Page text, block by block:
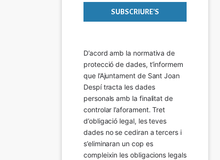
D’acord amb la normativa de
protecció de dades, t’informem
que l’Ajuntament de Sant Joan
Despí tracta les dades
personals amb la finalitat de
controlar l’aforament. Tret
d’obligació legal, les teves
dades no se cediran a tercers i
s’eliminaran un cop es
compleixin les obligacions legals